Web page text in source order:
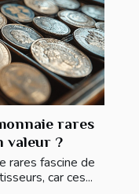
rares
valeur ?
rares fascine de
car ces...